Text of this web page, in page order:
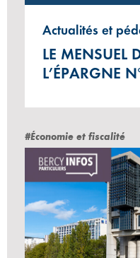
Actualités et
LE MENSUEL
L’ÉPARGNE
#Économie et fiscalité